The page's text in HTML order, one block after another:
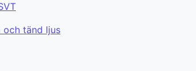
och tänd ljus